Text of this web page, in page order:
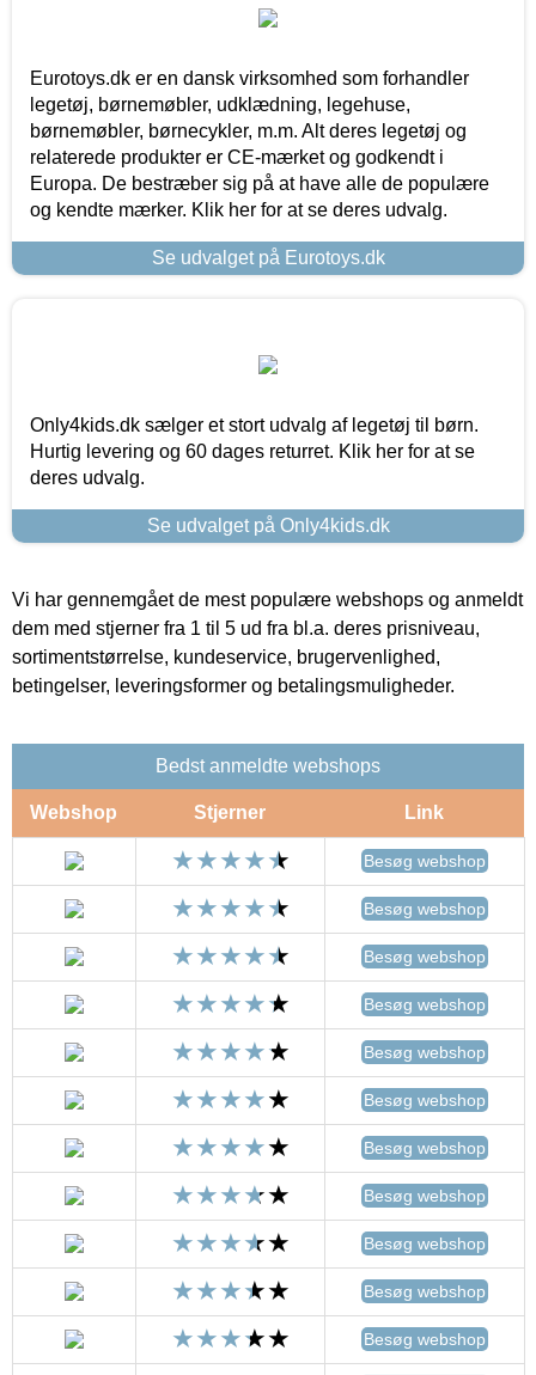
Eurotoys.dk er en dansk virksomhed som forhandler
legetøj, børnemøbler, udklædning, legehuse,
børnemøbler, børnecykler, m.m. Alt deres legetøj og
relaterede produkter er CE-mærket og godkendt i
Europa. De bestræber sig på at have alle de populære
og kendte mærker. Klik her for at se deres udvalg.
Se udvalget på Eurotoys.dk
Only4kids.dk sælger et stort udvalg af legetøj til børn.
Hurtig levering og 60 dages returret. Klik her for at se
deres udvalg.
Se udvalget på Only4kids.dk
Vi har gennemgået de mest populære webshops og anmeldt
dem med stjerner fra 1 til 5 ud fra bl.a. deres prisniveau,
sortimentstørrelse, kundeservice, brugervenlighed,
betingelser, leveringsformer og betalingsmuligheder.
Bedst anmeldte webshops
Webshop Stjerner Link
Besøg webshop
Besøg webshop
Besøg webshop
Besøg webshop
Besøg webshop
Besøg webshop
Besøg webshop
Besøg webshop
Besøg webshop
Besøg webshop
Besøg webshop